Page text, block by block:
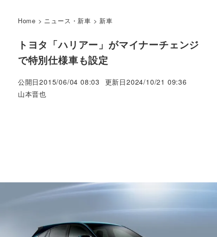
Home > ニュース・新車 > 新車
トヨタ「ハリアー」がマイナーチェンジ
で特別仕様車も設定
公開日2015/06/04 08:03 更新日2024/10/21 09:36
著
山本晋也